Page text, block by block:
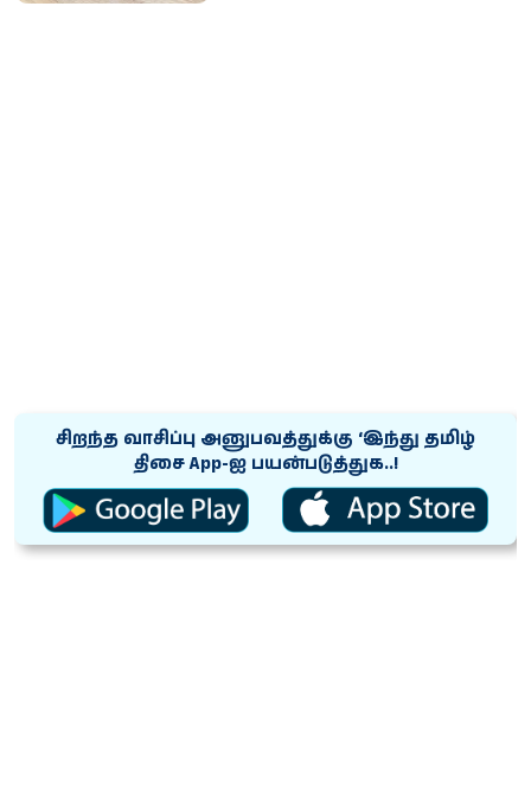
சிறந்த வாசிப்பு அனுபவத்துக்கு ‘இந்து தமிழ்
திசை App-ஐ பயன்படுத்துக..!